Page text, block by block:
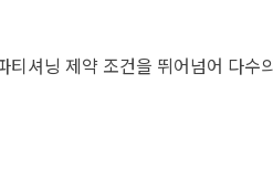
셔닝 제약 조건을 뛰어넘어 다수